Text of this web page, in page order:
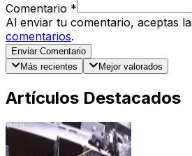
Comentario *
Al enviar tu comentario, aceptas
comentarios.
Enviar Comentario
Más recientes
Mejor valorados
Artículos Destacados